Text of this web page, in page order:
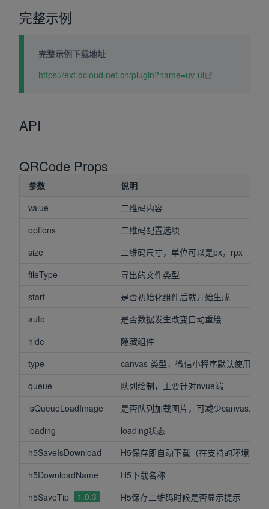
完整示例
完整示例下载地址
https://ext.dcloud.net.cn/plugin?name=uv-ui
API
QRCode Props
参数
说明
value
二维码内容
options
二维码配置选项
size
二维码尺寸，单位可以是px，rpx
fileType
导出的文件类型
start
是否初始化组件后就开始生成
auto
是否数据发生改变自动重绘
hide
隐藏组件
type
canvas 类型，微信小程序默认使用2d
queue
队列绘制，主要针对nvue端
isQueueLoadImage
是否队列加载图片，可减少canvas发
loading
loading状态
h5SaveIsDownload
H5保存即自动下载（在支持的环境下
h5DownloadName
H5下载名称
h5SaveTip
1.0.3 H5保存二维码时候是否显示提示